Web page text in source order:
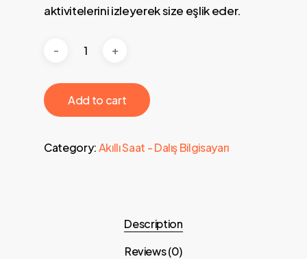
aktivitelerini izleyerek size eşlik eder.
Add to cart
Category:Akıllı Saat - Dalış Bilgisayarı
Description
Reviews (0)